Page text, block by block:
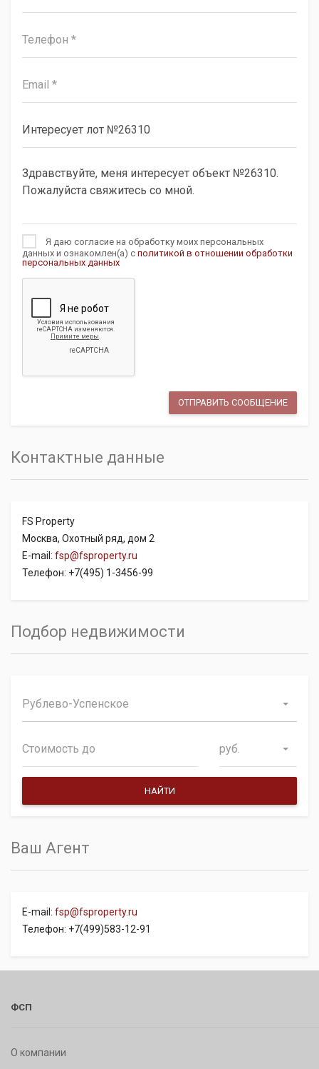
Я даю согласие на обработку моих персональных
данных и ознакомлен(а) с политикой в отношении обработки
персональных данных
Контактные данные
FS Property
Москва, Охотный ряд, дом 2
E-mail: fsp@fsproperty.ru
Телефон: +7(495) 1-3456-99
Подбор недвижимости
Рублево-Успенское
руб.
Ваш Агент
E-mail: fsp@fsproperty.ru
Телефон: +7(499)583-12-91
ФСП
О компании